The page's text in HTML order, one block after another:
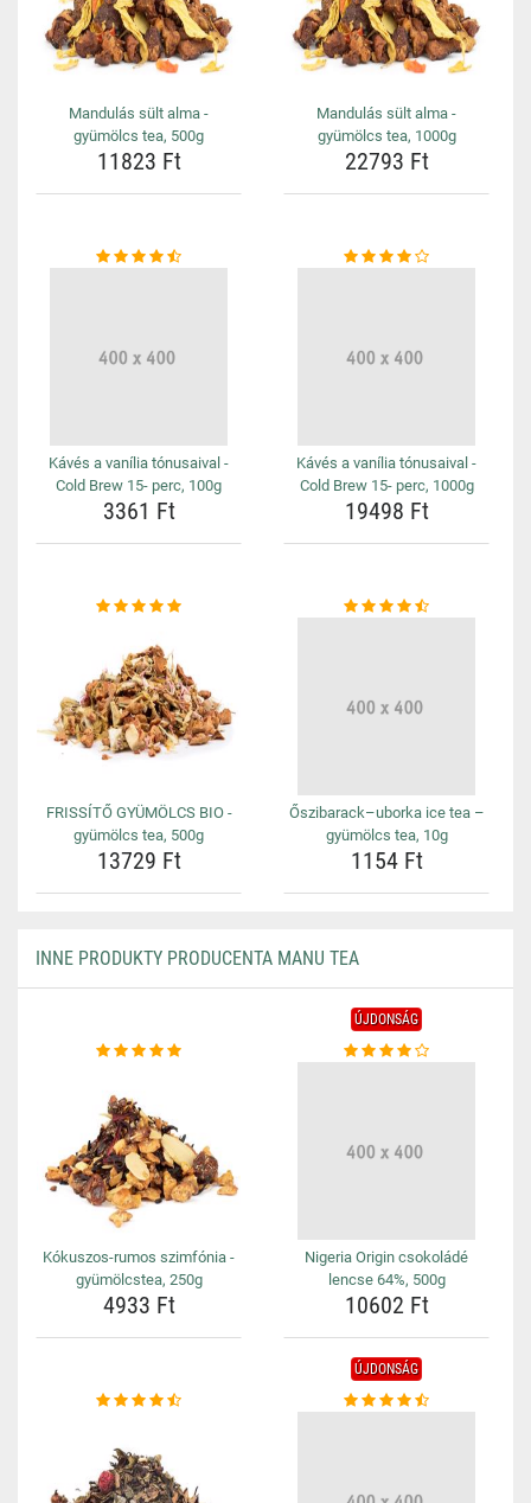
Mandulás sült alma -
gyümölcs tea, 500g
11823 Ft
Mandulás sült alma -
gyümölcs tea, 1000g
22793 Ft
Kávés a vanília tónusaival -
Cold Brew 15- perc, 100g
3361 Ft
Kávés a vanília tónusaival -
Cold Brew 15- perc, 1000g
19498 Ft
FRISSÍTŐ GYÜMÖLCS BIO -
gyümölcs tea, 500g
13729 Ft
Őszibarack–uborka ice tea –
gyümölcs tea, 10g
1154 Ft
INNE PRODUKTY PRODUCENTA MANU TEA
Kókuszos-rumos szimfónia -
gyümölcstea, 250g
4933 Ft
ÚJDONSÁG
Nigeria Origin csokoládé
lencse 64%, 500g
10602 Ft
ÚJDONSÁG